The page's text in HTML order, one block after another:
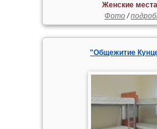
Женские
Фото/
"Общежитие